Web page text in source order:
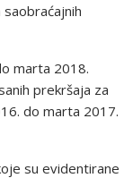
marta 2018.
prekršaja za
do marta 2017.
su evidentirane